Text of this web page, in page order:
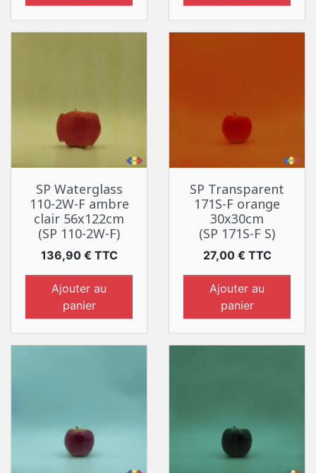
SP Waterglass
110-2W-F ambre
clair 56x122cm
(SP 110-2W-F)
Prix
136,90 € TTC
Ajouter au
panier
SP Transparent
171S-F orange
30x30cm
(SP 171S-F S)
Prix
27,00 € TTC
Ajouter au
panier